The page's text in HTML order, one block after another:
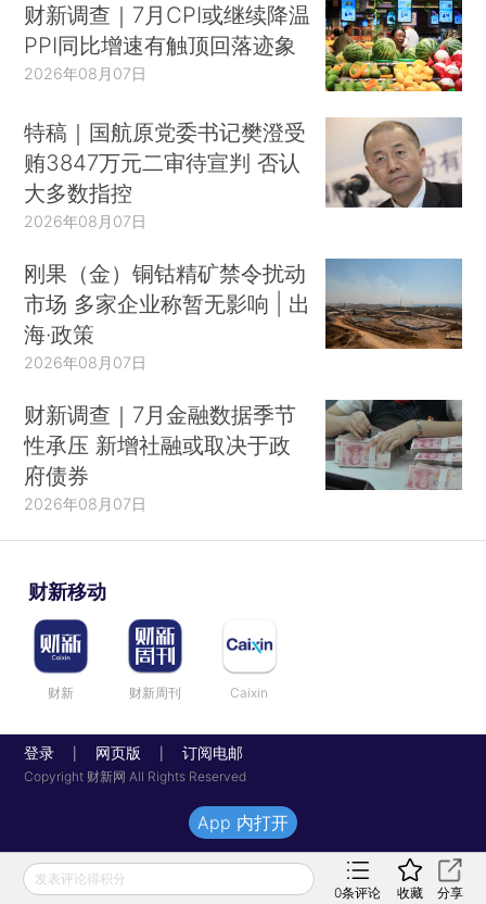
财新调查｜7月CPI或继续降温
PPI同比增速有触顶回落迹象
2026年08月07日
特稿｜国航原党委书记樊澄受
贿3847万元二审待宣判 否认
大多数指控
2026年08月07日
刚果（金）铜钴精矿禁令扰动
市场 多家企业称暂无影响 | 出
海·政策
2026年08月07日
财新调查｜7月金融数据季节
性承压 新增社融或取决于政
府债券
2026年08月07日
财新移动
财新 财新周刊 Caixin
登录 网页版 订阅电邮
Copyright 财新网 All Rights Reserved
发表评论得积分
0条评论 收藏 分享
App 内打开